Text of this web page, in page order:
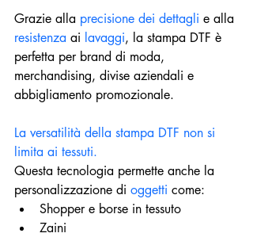
Grazie alla precisione dei dettagli e alla
resistenza ai lavaggi, la stampa DTF è
perfetta per brand di moda,
merchandising, divise aziendali e
abbigliamento promozionale.
La versatilità della stampa DTF non si
limita ai tessuti.
Questa tecnologia permette anche la
personalizzazione di oggetti come:
Shopper e borse in tessuto
Zaini